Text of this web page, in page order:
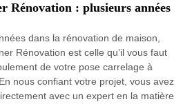
Rénovation : plusieurs années
dans la rénovation de maison,
Rénovation est celle qu’il vous faut
de votre pose carrelage à
nous confiant votre projet, vous avez
avec un expert en la matière